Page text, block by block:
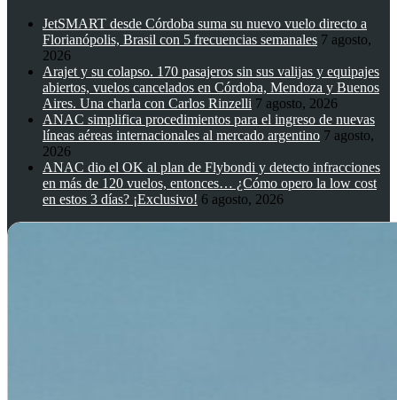
JetSMART desde Córdoba suma su nuevo vuelo directo a
Florianópolis, Brasil con 5 frecuencias semanales 7 agosto,
2026
Arajet y su colapso. 170 pasajeros sin sus valijas y equipajes
abiertos, vuelos cancelados en Córdoba, Mendoza y Buenos
Aires. Una charla con Carlos Rinzelli 7 agosto, 2026
ANAC simplifica procedimientos para el ingreso de nuevas
líneas aéreas internacionales al mercado argentino 7 agosto,
2026
ANAC dio el OK al plan de Flybondi y detecto infracciones
en más de 120 vuelos, entonces… ¿Cómo opero la low cost
en estos 3 días? ¡Exclusivo! 6 agosto, 2026